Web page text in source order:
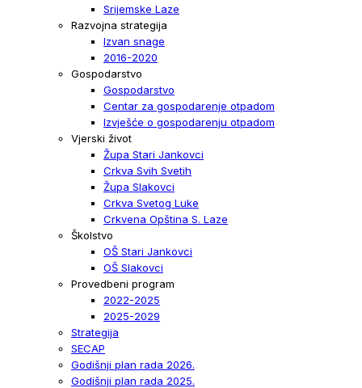
Srijemske Laze
Razvojna strategija
Izvan snage
2016-2020
Gospodarstvo
Gospodarstvo
Centar za gospodarenje otpadom
Izvješće o gospodarenju otpadom
Vjerski život
Župa Stari Jankovci
Crkva Svih Svetih
Župa Slakovci
Crkva Svetog Luke
Crkvena Opština S. Laze
Školstvo
OŠ Stari Jankovci
OŠ Slakovci
Provedbeni program
2022-2025
2025-2029
Strategija
SECAP
Godišnji plan rada 2026.
Godišnji plan rada 2025.